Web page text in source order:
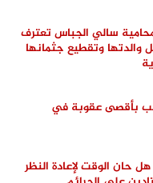
سالي الجباس تعترف
والدتها وتقطيع جثمانها
بأقصى عقوبة في
حان الوقت لإعادة النظر